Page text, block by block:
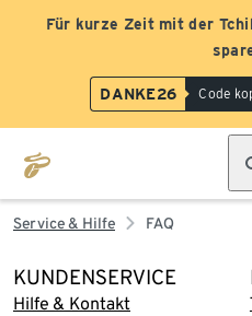
Für kurze Zeit mit der
DANKE26 Code
Service & Hilfe FAQ
KUNDENSERVICE
Hilfe & Kontakt